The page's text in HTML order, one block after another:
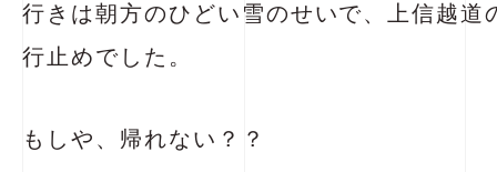
行きは朝方のひどい雪のせいで、上信越道
行止めでした。
もしや、帰れない？？